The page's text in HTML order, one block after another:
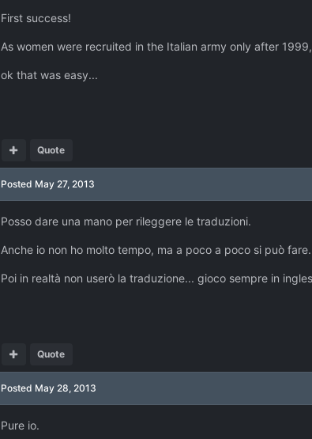
First success!
As women were recruited in the Italian army only after
ok that was easy...
Quote
Posted May 27, 2013
Posso dare una mano per rileggere le traduzioni.
Anche io non ho molto tempo, ma a poco a poco si può fare.
Poi in realtà non userò la traduzione... gioco sempre in
Quote
Posted May 28, 2013
Pure io.